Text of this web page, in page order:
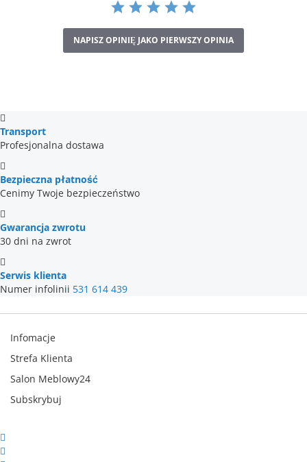
NAPISZ OPINIĘ JAKO PIERWSZY OPINIA
Transport
Profesjonalna dostawa
Bezpieczna płatność
Cenimy Twoje bezpieczeństwo
Gwarancja zwrotu
30 dni na zwrot
Serwis klienta
Numer infolinii 531 614 439
Infomacje
Strefa Klienta
Salon Meblowy24
Subskrybuj